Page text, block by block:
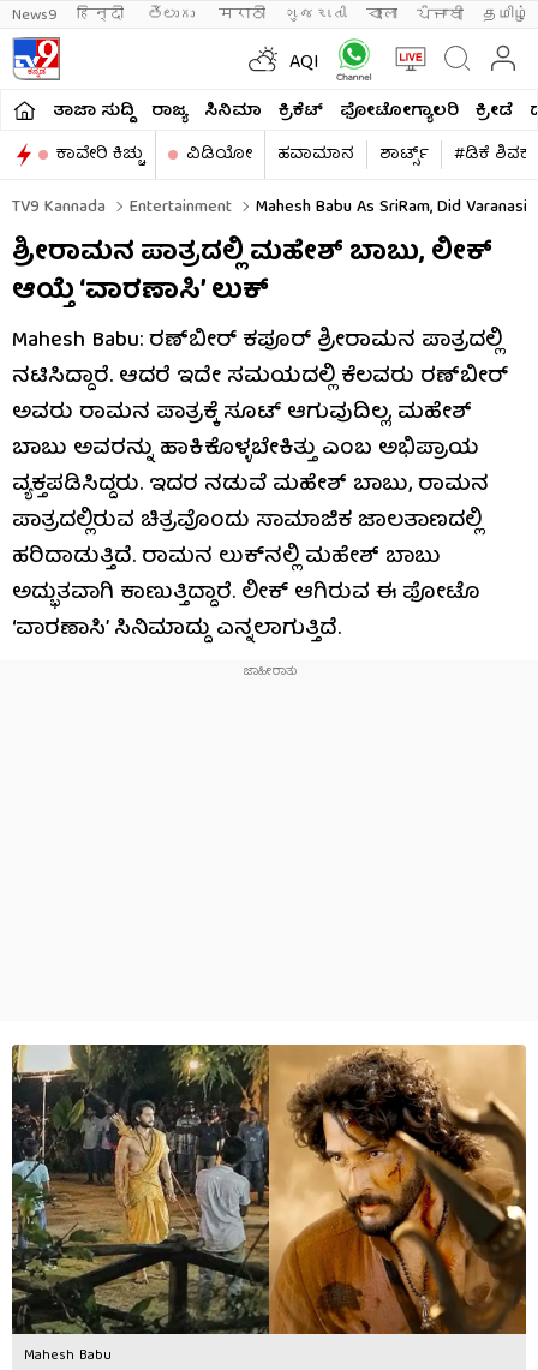
News9 हिन्दी తెలుగు मराठी ગુજરાતી বাংলা ਪੰਜਾਬੀ தமிழ்
AQI
ತಾಜಾ ಸುದ್ದಿ ರಾಜ್ಯ ಸಿನಿಮಾ ಕ್ರಿಕೆಟ್​ ಫೋಟೋಗ್ಯಾಲರಿ ಕ್ರೀಡೆ
ಕಾವೇರಿ ಕಿಚ್ಚು
ವಿಡಿಯೋ ಹವಾಮಾನ ಶಾರ್ಟ್ಸ್​
#ಡಿಕೆ
TV9 Kannada
Entertainment Mahesh Babu As SriRam, Did
ಶ್ರೀರಾಮನ ಪಾತ್ರದಲ್ಲಿ ಮಹೇಶ್ ಬಾಬು, ಲೀಕ್
ಆಯ್ತೆ ‘ವಾರಣಾಸಿ’ ಲುಕ್
Mahesh Babu: ರಣ್​​ಬೀರ್ ಕಪೂರ್ ಶ್ರೀರಾಮನ ಪಾತ್ರದಲ್ಲಿ
ನಟಿಸಿದ್ದಾರೆ. ಆದರೆ ಇದೇ ಸಮಯದಲ್ಲಿ ಕೆಲವರು ರಣ್​​ಬೀರ್
ಅವರು ರಾಮನ ಪಾತ್ರಕ್ಕೆ ಸೂಟ್ ಆಗುವುದಿಲ್ಲ, ಮಹೇಶ್
ಬಾಬು ಅವರನ್ನು ಹಾಕಿಕೊಳ್ಳಬೇಕಿತ್ತು ಎಂಬ ಅಭಿಪ್ರಾಯ
ವ್ಯಕ್ತಪಡಿಸಿದ್ದರು. ಇದರ ನಡುವೆ ಮಹೇಶ್ ಬಾಬು, ರಾಮನ
ಪಾತ್ರದಲ್ಲಿರುವ ಚಿತ್ರವೊಂದು ಸಾಮಾಜಿಕ ಜಾಲತಾಣದಲ್ಲಿ
ಹರಿದಾಡುತ್ತಿದೆ. ರಾಮನ ಲುಕ್​​ನಲ್ಲಿ ಮಹೇಶ್ ಬಾಬು
ಅದ್ಭುತವಾಗಿ ಕಾಣುತ್ತಿದ್ದಾರೆ. ಲೀಕ್ ಆಗಿರುವ ಈ ಫೋಟೊ
‘ವಾರಣಾಸಿ’ ಸಿನಿಮಾದ್ದು ಎನ್ನಲಾಗುತ್ತಿದೆ.
Mahesh Babu